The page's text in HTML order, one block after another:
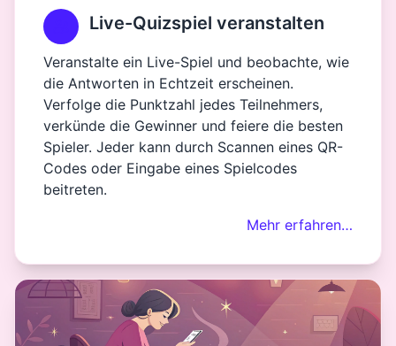
Live-Quizspiel veranstalten
Veranstalte ein Live-Spiel und beobachte, wie
die Antworten in Echtzeit erscheinen.
Verfolge die Punktzahl jedes Teilnehmers,
verkünde die Gewinner und feiere die besten
Spieler. Jeder kann durch Scannen eines QR-
Codes oder Eingabe eines Spielcodes
beitreten.
Mehr erfahren…